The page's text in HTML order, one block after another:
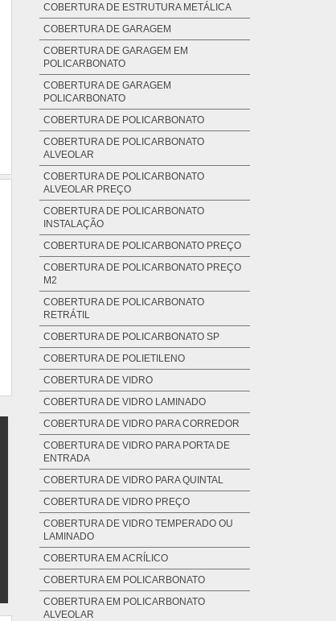
COBERTURA DE ESTRUTURA METÁLICA
COBERTURA DE GARAGEM
COBERTURA DE GARAGEM EM
POLICARBONATO
COBERTURA DE GARAGEM
POLICARBONATO
COBERTURA DE POLICARBONATO
COBERTURA DE POLICARBONATO
ALVEOLAR
COBERTURA DE POLICARBONATO
ALVEOLAR PREÇO
COBERTURA DE POLICARBONATO
INSTALAÇÃO
COBERTURA DE POLICARBONATO PREÇO
COBERTURA DE POLICARBONATO PREÇO
M2
COBERTURA DE POLICARBONATO
RETRÁTIL
COBERTURA DE POLICARBONATO SP
COBERTURA DE POLIETILENO
COBERTURA DE VIDRO
COBERTURA DE VIDRO LAMINADO
COBERTURA DE VIDRO PARA CORREDOR
COBERTURA DE VIDRO PARA PORTA DE
ENTRADA
COBERTURA DE VIDRO PARA QUINTAL
COBERTURA DE VIDRO PREÇO
COBERTURA DE VIDRO TEMPERADO OU
LAMINADO
COBERTURA EM ACRÍLICO
COBERTURA EM POLICARBONATO
COBERTURA EM POLICARBONATO
ALVEOLAR